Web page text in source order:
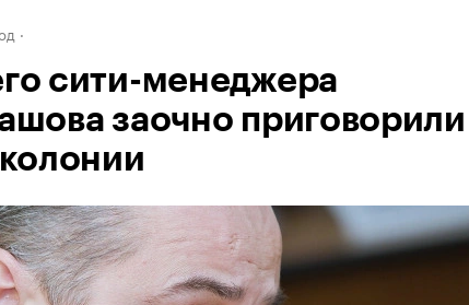
сити-менеджера
заочно приговорили